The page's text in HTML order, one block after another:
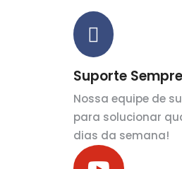
Suporte
Nossa equipe de
para solucionar
dias da semana!